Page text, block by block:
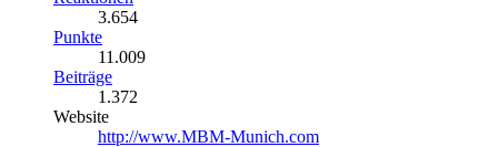
3.654
Punkte
11.009
Beiträge
1.372
Website
http://www.MBM-Munich.com